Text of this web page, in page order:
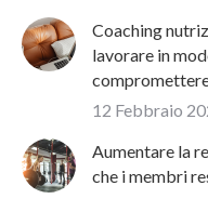
Coaching
lavorare in
12 Febbraio
Aumentare la
che i membri